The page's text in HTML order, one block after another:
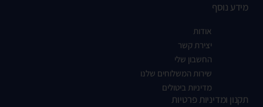
מידע נוסף
אודות
יצירת קשר
החשבון שלי
שירות המשלוחים שלנו
מדיניות ביטולים
תקנון ומדיניות פרטיות